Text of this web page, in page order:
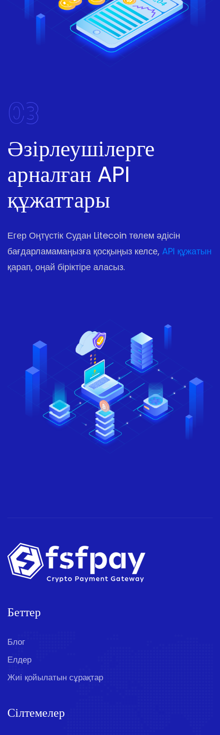
03
Әзірлеушілерге
арналған API
құжаттары
Егер Оңтүстік Судан Litecoin төлем әдісін
бағдарламамаңызға қосқыңыз келсе, API құжатын
қарап, оңай біріктіре аласыз.
Беттер
Блог
Елдер
Жиі қойылатын сұрақтар
Сілтемелер